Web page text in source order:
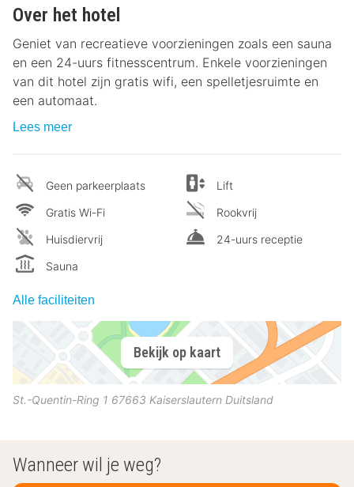
Over het hotel
Geniet van recreatieve voorzieningen zoals een sauna
en een 24-uurs fitnesscentrum. Enkele voorzieningen
van dit hotel zijn gratis wifi, een spelletjesruimte en
een automaat.
Lees meer
Geen parkeerplaats
Gratis Wi-Fi
Huisdiervrij
Sauna
Lift
Rookvrij
24-uurs receptie
Alle faciliteiten
Bekijk op kaart
St.-Quentin-Ring 1 67663 Kaiserslautern Duitsland
Wanneer wil je weg?